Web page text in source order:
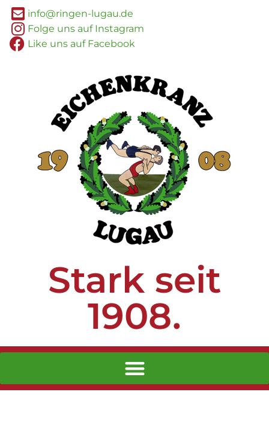
info@ringen-lugau.de
Folge uns auf Instagram
Like uns auf Facebook
Stark seit
1908.